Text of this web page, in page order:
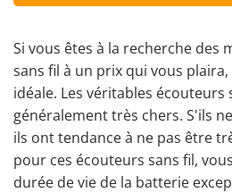
Si vous êtes à la recherche des
sans fil à un prix qui vous
idéale. Les véritables écouteurs
généralement très chers. S'ils
ils ont tendance à ne pas être
pour ces écouteurs sans fil,
durée de vie de la batterie